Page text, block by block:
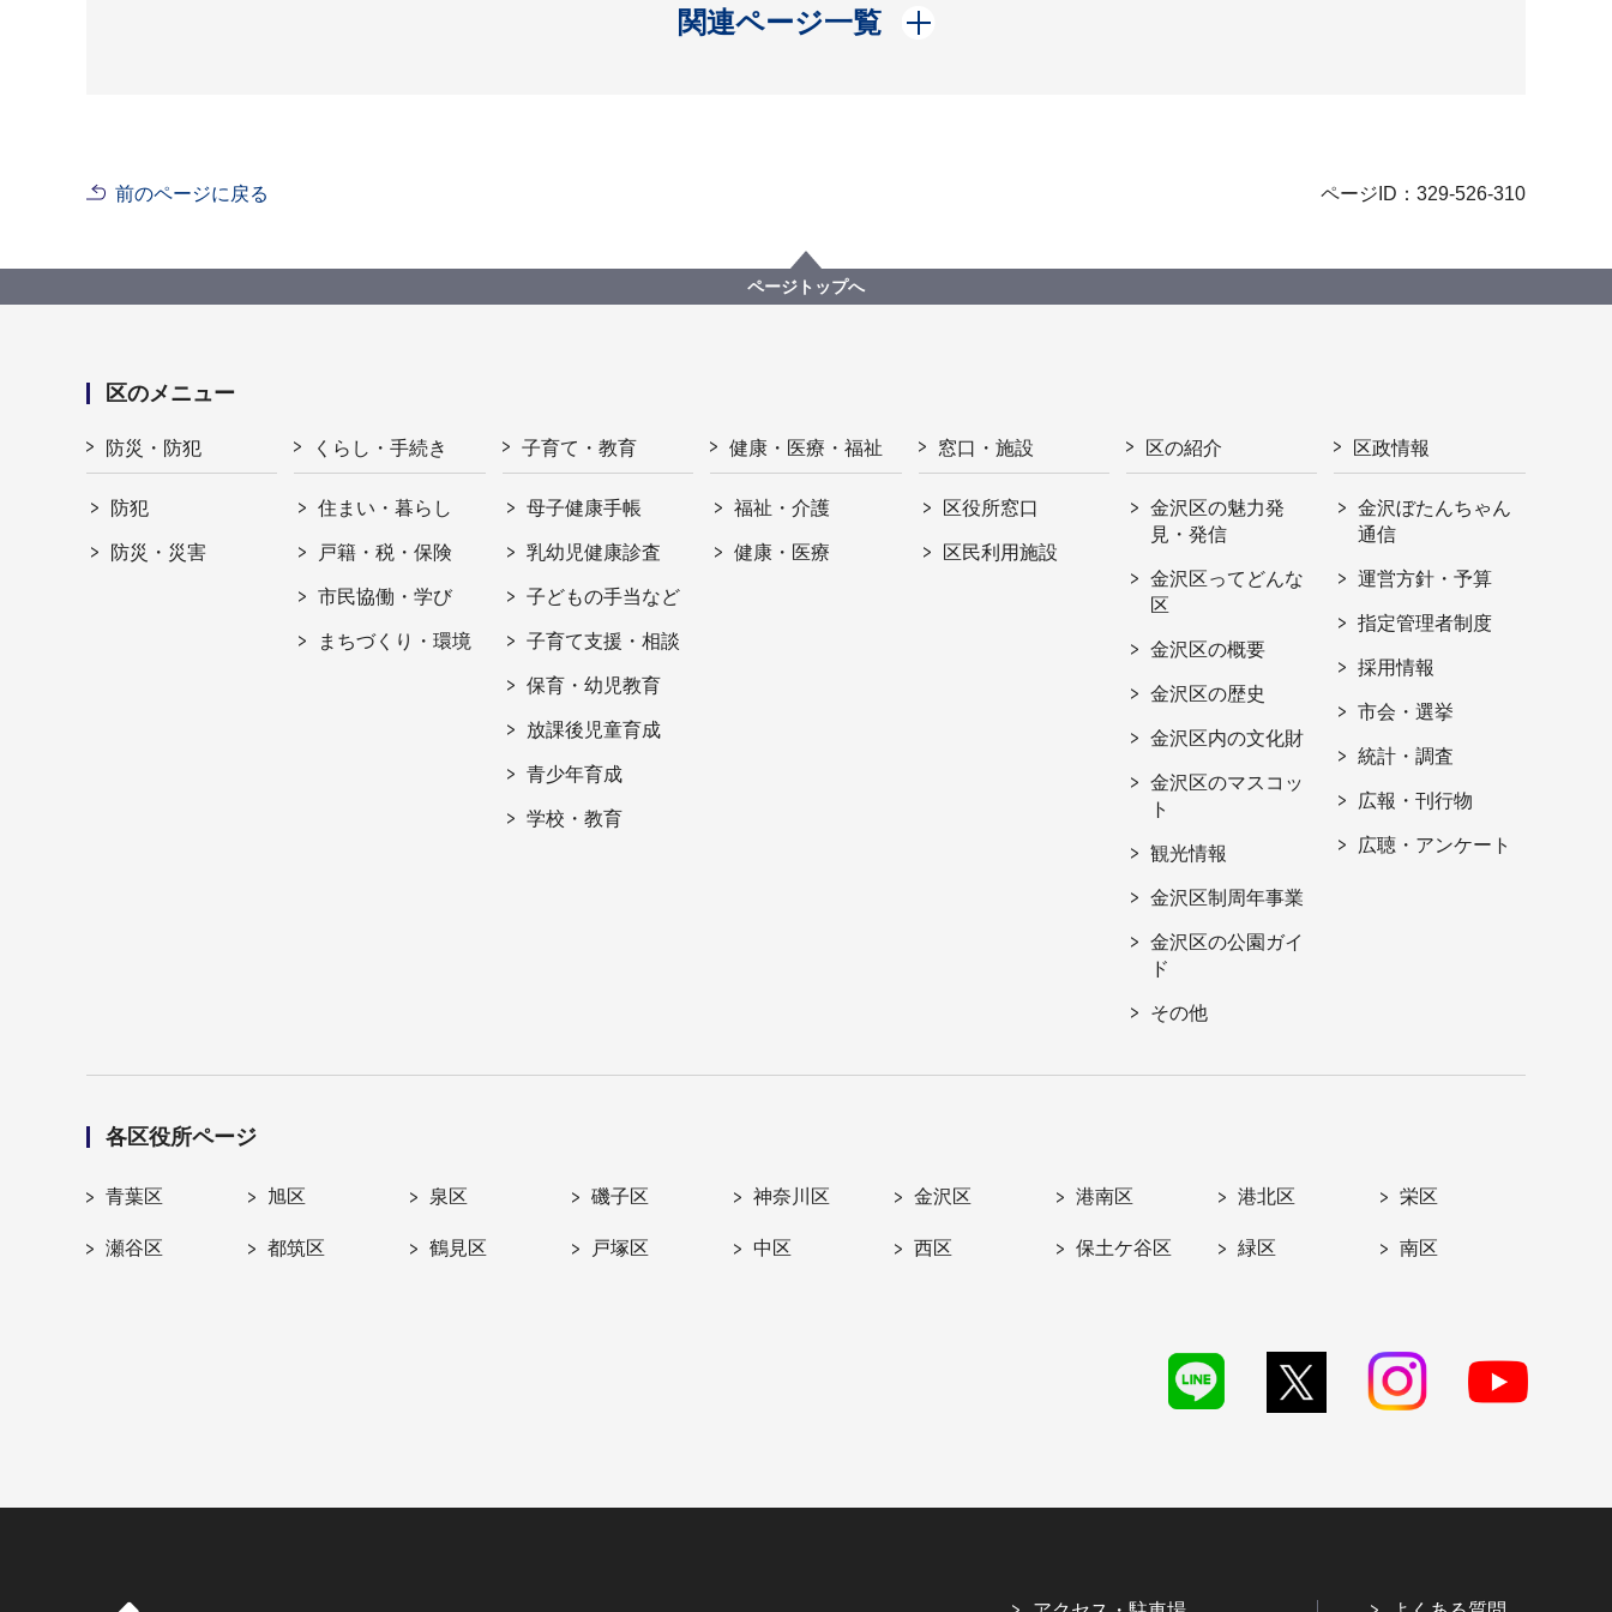
関連ページ一覧
開く
前のページに戻る ページID：329-526-310
ページトップへ
区のメニュー
防災・防犯
防犯
防災・災害
くらし・手続き
住まい・暮らし
戸籍・税・保険
市民協働・学び
まちづくり・環境
子育て・教育
母子健康手帳
乳幼児健康診査
子どもの手当など
子育て支援・相談
保育・幼児教育
放課後児童育成
青少年育成
学校・教育
健康・医療・福祉
福祉・介護
健康・医療
窓口・施設
区役所窓口
区民利用施設
区の紹介
金沢区の魅力発
見・発信
金沢区ってどんな
区
金沢区の概要
金沢区の歴史
金沢区内の文化財
金沢区のマスコッ
ト
観光情報
金沢区制周年事業
金沢区の公園ガイ
ド
その他
区政情報
金沢ぼたんちゃん
通信
運営方針・予算
指定管理者制度
採用情報
市会・選挙
統計・調査
広報・刊行物
広聴・アンケート
各区役所ページ
青葉区 旭区 泉区 磯子区 神奈川区 金沢区 港南区 港北区 栄区
瀬谷区 都筑区 鶴見区 戸塚区 中区 西区 保土ケ谷区 緑区 南区